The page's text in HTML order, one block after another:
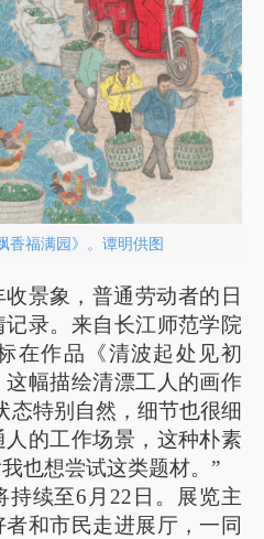
香福满园》。谭明供图
景象，普通劳动者的日
录。来自长江师范学院
在作品《清波起处见初
幅描绘清漂工人的画作
态特别自然，细节也很细
的工作场景，这种朴素
也想尝试这类题材。”
持续至6月22日。展览主
和市民走进展厅，一同